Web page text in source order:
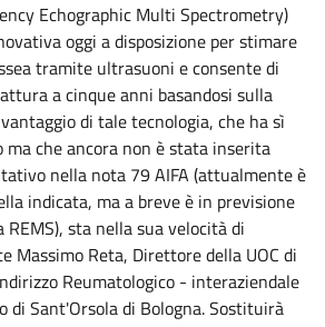
Echographic Multi Spectrometry)
oggi a disposizione per stimare
tramite ultrasuoni e consente di
a cinque anni basandosi sulla
di tale tecnologia, che ha sì
che ancora non è stata inserita
nella nota 79 AIFA (attualmente è
indicata, ma a breve è in previsione
REMS), sta nella sua velocità di
Massimo Reta, Direttore della UOC di
Reumatologico - interaziendale
di Sant'Orsola di Bologna. Sostituirà